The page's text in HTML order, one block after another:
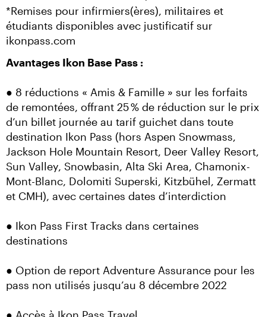
*Remises pour infirmiers(ères), militaires et
étudiants disponibles avec justificatif sur
ikonpass.com
Avantages Ikon Base Pass :
● 8 réductions « Amis & Famille » sur les forfaits
de remontées, offrant 25 % de réduction sur le prix
d’un billet journée au tarif guichet dans toute
destination Ikon Pass (hors Aspen Snowmass,
Jackson Hole Mountain Resort, Deer Valley Resort,
Sun Valley, Snowbasin, Alta Ski Area, Chamonix-
Mont-Blanc, Dolomiti Superski, Kitzbühel, Zermatt
et CMH), avec certaines dates d’interdiction
● Ikon Pass First Tracks dans certaines
destinations
● Option de report Adventure Assurance pour les
pass non utilisés jusqu’au 8 décembre 2022